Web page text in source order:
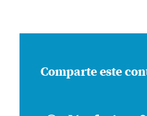
Comparte este